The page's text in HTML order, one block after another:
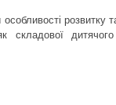
складової